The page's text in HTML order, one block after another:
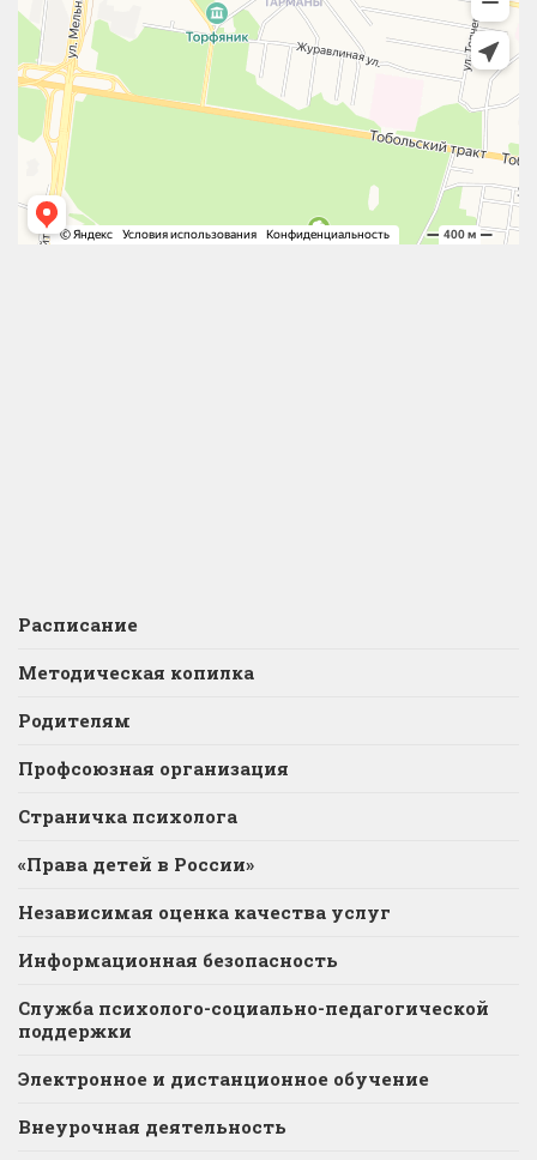
Расписание
Методическая копилка
Родителям
Профсоюзная организация
Страничка психолога
«Права детей в России»
Независимая оценка качества услуг
Информационная безопасность
Служба психолого-социально-педагогической
поддержки
Электронное и дистанционное обучение
Внеурочная деятельность